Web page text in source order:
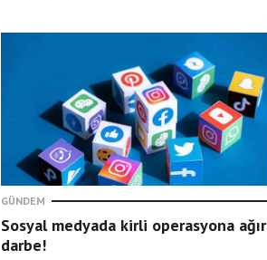
GÜNDEM
Sosyal medyada kirli operasyona ağır
darbe!